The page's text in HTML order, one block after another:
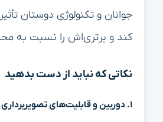
جوانان و تکنولوژی دوستان
کند و برتری‌اش را نسبت به
نکاتی که نباید از دست بدهید
۱. دوربین و قابلیت‌های تصویربرداری